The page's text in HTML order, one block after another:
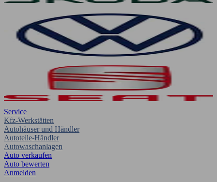
Service
Kfz-Werkstätten
Autohäuser und Händler
Autoteile-Händler
Autowaschanlagen
Auto verkaufen
Auto bewerten
Anmelden